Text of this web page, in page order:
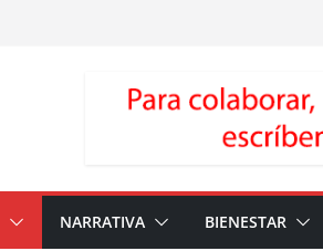
NARRATIVA BIENESTAR